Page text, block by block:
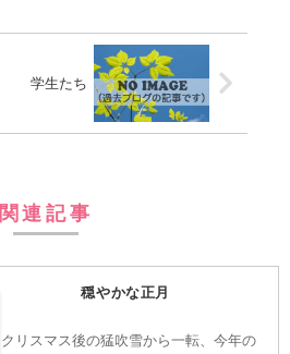
学生たち
関連記事
穏やかな正月
クリスマス後の猛吹雪から一転、今年の